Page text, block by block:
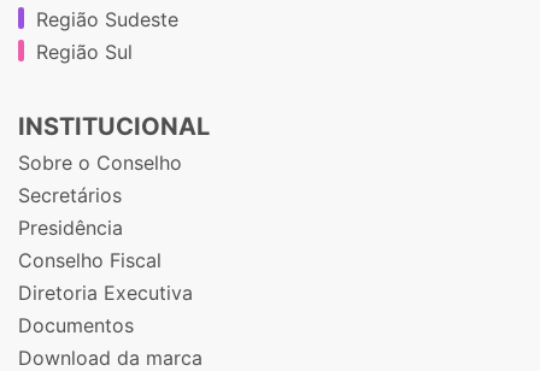
Região Sudeste
Região Sul
INSTITUCIONAL
Sobre o Conselho
Secretários
Presidência
Conselho Fiscal
Diretoria Executiva
Documentos
Download da marca